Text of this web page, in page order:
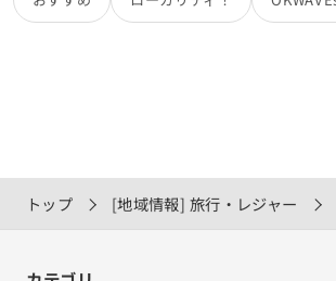
トップ [地域情報] 旅行・レジャー